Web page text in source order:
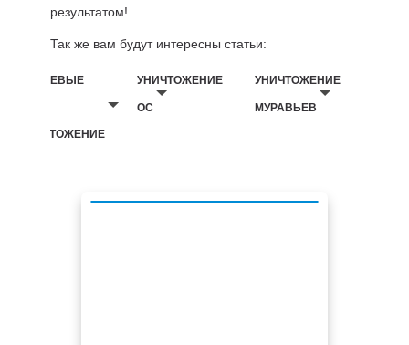
результатом!
Так же вам будут интересны статьи:
БЕЛЬЕВЫЕ
УНИЧТОЖЕНИЕ
УНИЧТОЖЕНИЕ
ОС
УНИЧТОЖЕНИЕ
МУРАВЬЕВ